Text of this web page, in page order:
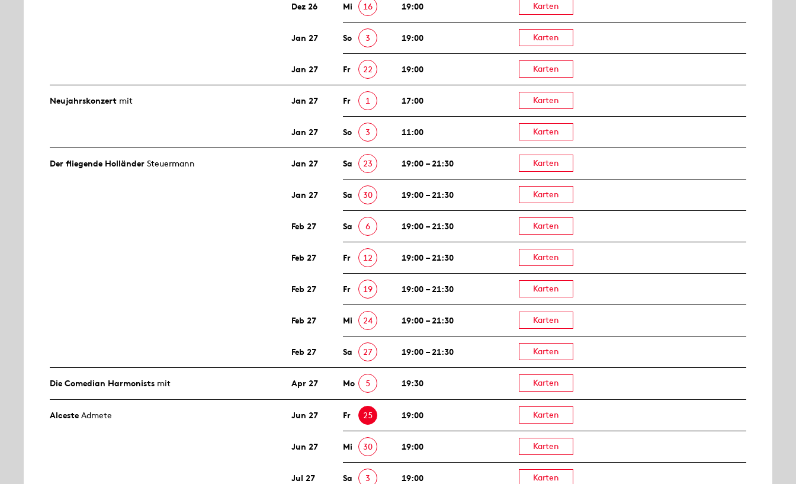
Dez 26 Mi 16 19:00 Karten
Jan 27 So 3 19:00 Karten
Jan 27 Fr 22 19:00 Karten
Neujahrs­konzert mit Jan 27 Fr 1 17:00 Karten
Jan 27 So 3 11:00 Karten
Der fliegende Holländer Steuermann Jan 27 Sa 23 19:00 – 21:30 Karten
Jan 27 Sa 30 19:00 – 21:30 Karten
Feb 27 Sa 6 19:00 – 21:30 Karten
Feb 27 Fr 12 19:00 – 21:30 Karten
Feb 27 Fr 19 19:00 – 21:30 Karten
Feb 27 Mi 24 19:00 – 21:30 Karten
Feb 27 Sa 27 19:00 – 21:30 Karten
Die Comedian Harmonists mit Apr 27 Mo 5 19:30 Karten
Alceste Admete Jun 27 Fr 25 19:00 Karten
Jun 27 Mi 30 19:00 Karten
Jul 27 Sa 3 19:00 Karten